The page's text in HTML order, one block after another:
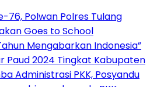
76, Polwan Polres Tulang
Goes to School
Mengabarkan Indonesia”
Paud 2024 Tingkat Kabupaten
Administrasi PKK, Posyandu